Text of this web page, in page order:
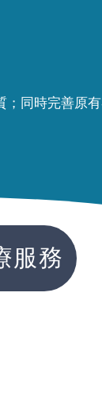
；同時完善原
服務